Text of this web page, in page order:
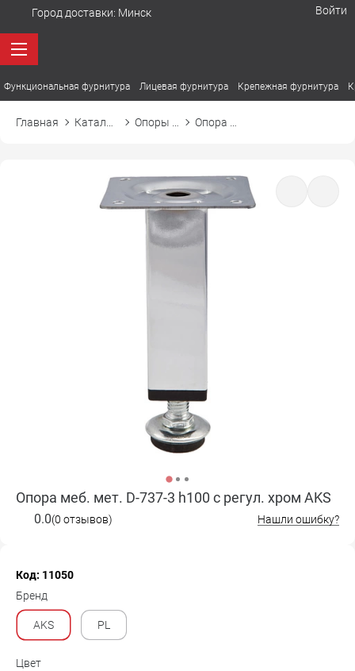
Город доставки: Минск Войти
Функциональная фурнитура Лицевая фурнитура Крепежная фурнитура
Главная
Опора меб. мет. D-737-3 h100 с регул. хром AKS
0.0(0 отзывов) Нашли ошибку?
Код: 11050
Бренд
AKS PL
Цвет